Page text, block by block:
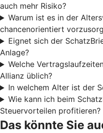
auch mehr Risiko?
Warum ist es in der
chancenorientiert
Eignet sich der
Anlage?
Welche
Allianz üblich?
In welchem Alter ist der
Wie kann ich beim
Steuervorteilen profitieren?
Das könnte Sie